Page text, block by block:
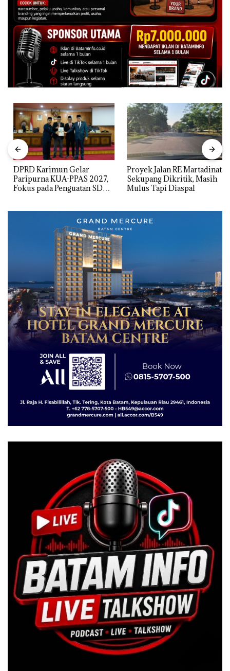
DPRD Karimun Gelar
Paripurna KUA-PPAS 2027,
Fokus pada Penguatan SDM,
Proyek Jalan RE Martadinata
Sekupang Dikritik, Masih
Mulus Tapi Diaspal